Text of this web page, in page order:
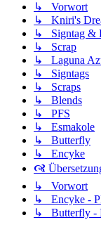
↳ Vorwort
↳ Kniri's
↳ Signtag &
↳ Scrap
↳ Laguna
↳ Signtags
↳ Scraps
↳ Blends
↳ PFS
↳ Esmakole
↳ Butterfly
↳ Encyke
🙧
↳ Vorwort
↳ Encyke -
↳ Butterfly -